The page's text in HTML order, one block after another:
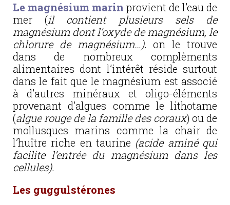
Le magnésium marin provient de l’eau de
mer (il contient plusieurs sels de
magnésium dont l’oxyde de magnésium, le
chlorure de magnésium…). on le trouve
dans de nombreux complèments
alimentaires dont l’intérêt réside surtout
dans le fait que le magnésium est associé
à d’autres minéraux et oligo-éléments
provenant d’algues comme le lithotame
(algue rouge de la famille des coraux) ou de
mollusques marins comme la chair de
l’huître riche en taurine (acide aminé qui
facilite l’entrée du magnésium dans les
cellules).
Les guggulstérones